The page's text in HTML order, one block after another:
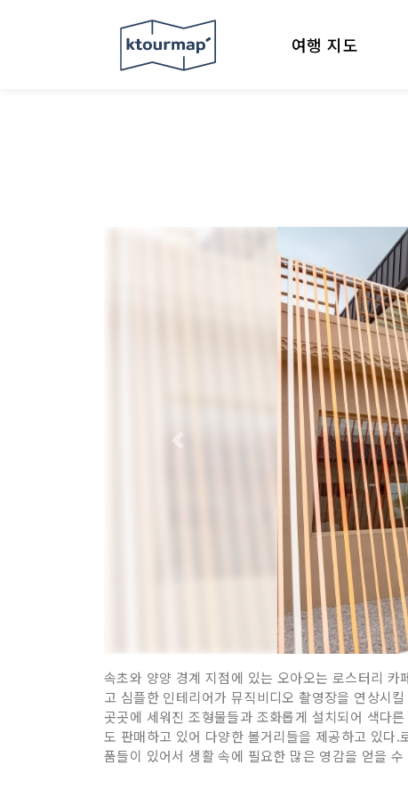
여행 지도
속초와 양양 경계 지점에 있는 오아오는 로스터리
고 심플한 인테리어가 뮤직비디오 촬영장을 연상시
곳곳에 세워진 조형물들과 조화롭게 설치되어 색다
도 판매하고 있어 다양한 볼거리들을 제공하고 있다
품들이 있어서 생활 속에 필요한 많은 영감을 얻을